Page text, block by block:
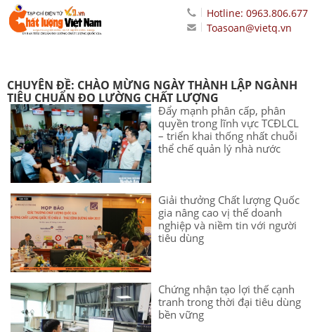
Hotline: 0963.806.677
Toasoan@vietq.vn
CHUYÊN ĐỀ: CHÀO MỪNG NGÀY THÀNH LẬP NGÀNH
TIÊU CHUẨN ĐO LƯỜNG CHẤT LƯỢNG
Đẩy mạnh phân cấp, phân
quyền trong lĩnh vực TCĐLCL
– triển khai thống nhất chuỗi
thể chế quản lý nhà nước
Giải thưởng Chất lượng Quốc
gia nâng cao vị thế doanh
nghiệp và niềm tin với người
tiêu dùng
Chứng nhận tạo lợi thế cạnh
tranh trong thời đại tiêu dùng
bền vững